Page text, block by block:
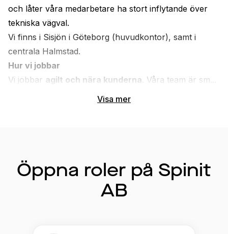
och låter våra medarbetare ha stort inflytande över
tekniska vägval.
Vi finns i Sisjön i Göteborg (huvudkontor), samt i
centrala Halmstad.
Hur vi jobbar
Vi jobbar agilt och nära kunderna . Våra team är sm...
Visa mer
Öppna roler på Spinit
AB